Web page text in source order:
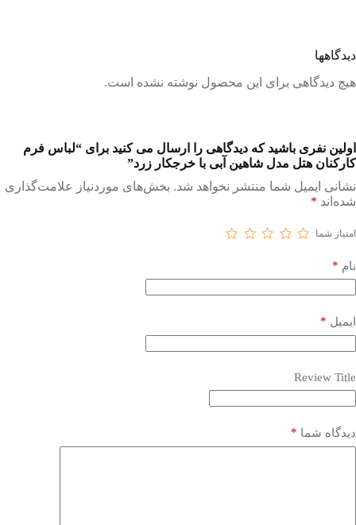
دیدگاهها
هیچ دیدگاهی برای این محصول نوشته نشده است.
اولین نفری باشید که دیدگاهی را ارسال می کنید برای “لباس فرم
کارکنان هتل مدل شاهین آبی با خرجكار زرد”
نشانی ایمیل شما منتشر نخواهد شد. بخش‌های موردنیاز علامت‌گذاری
شده‌اند *
امتیاز شما
نام *
ایمیل *
Review Title
دیدگاه شما *